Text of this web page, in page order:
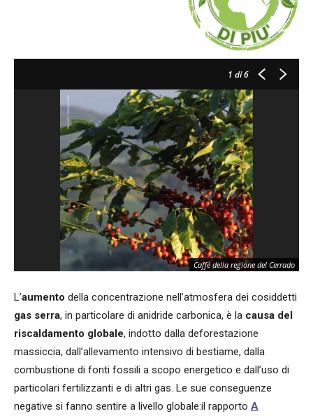
1 di 6
Caffè della regione del Cerrado
L’aumento della concentrazione nell’atmosfera dei cosiddetti
gas serra, in particolare di anidride carbonica, è la causa del
riscaldamento globale, indotto dalla deforestazione
massiccia, dall’allevamento intensivo di bestiame, dalla
combustione di fonti fossili a scopo energetico e dall’uso di
particolari fertilizzanti e di altri gas. Le sue conseguenze
negative si fanno sentire a livello globale:il rapporto A